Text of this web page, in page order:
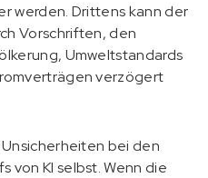
werden. Drittens kann der
Vorschriften, den
Umweltstandards
verzögert
bei den
von KI selbst. Wenn die